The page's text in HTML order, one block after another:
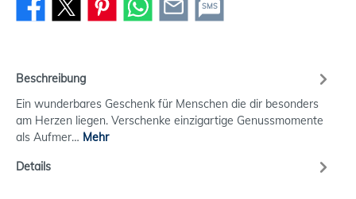
SMS
Beschreibung
Ein wunderbares Geschenk für Menschen die dir besonders
am Herzen liegen. Verschenke einzigartige Genussmomente
als Aufmer… Mehr
Details